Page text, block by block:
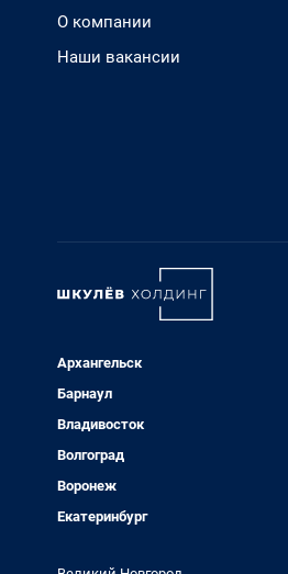
О компании
Наши вакансии
Архангельск
Барнаул
Владивосток
Волгоград
Воронеж
Екатеринбург